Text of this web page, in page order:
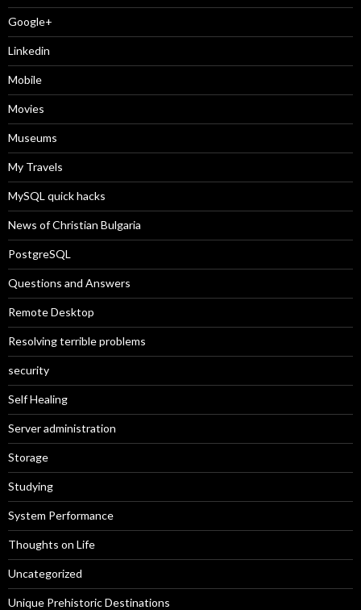
Google+
Linkedin
Mobile
Movies
Museums
My Travels
MySQL quick hacks
News of Christian Bulgaria
PostgreSQL
Questions and Answers
Remote Desktop
Resolving terrible problems
security
Self Healing
Server administration
Storage
Studying
System Performance
Thoughts on Life
Uncategorized
Unique Prehistoric Destinations